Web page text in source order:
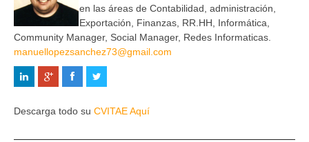
en las áreas de Contabilidad, administración,
Exportación, Finanzas, RR.HH, Informática,
Community Manager, Social Manager, Redes Informaticas.
manuellopezsanchez73@gmail.com
Descarga todo su CVITAE Aquí